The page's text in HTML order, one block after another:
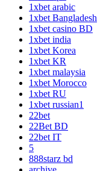
1xbet arabic
1xbet Bangladesh
1xbet casino BD
1xbet india
1xbet Korea
1xbet KR
1xbet malaysia
1xbet Morocco
1xbet RU
1xbet russian1
22bet
22Bet BD
22bet IT
5
888starz bd